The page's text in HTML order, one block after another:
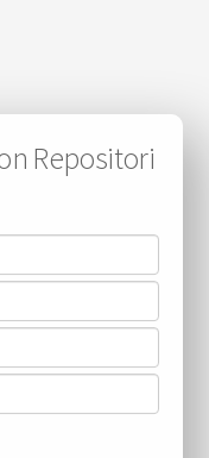
Repositori